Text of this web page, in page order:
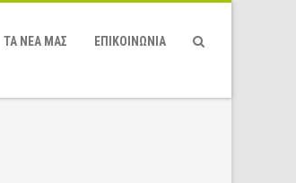
ΤΑ ΝΕΑ ΜΑΣ ΕΠΙΚΟΙΝΩΝΙΑ